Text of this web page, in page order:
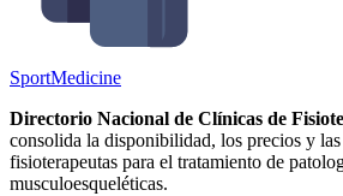
SportMedicine
Directorio Nacional de Clínicas de
consolida la disponibilidad, los precios y
fisioterapeutas para el tratamiento de
musculoesqueléticas.